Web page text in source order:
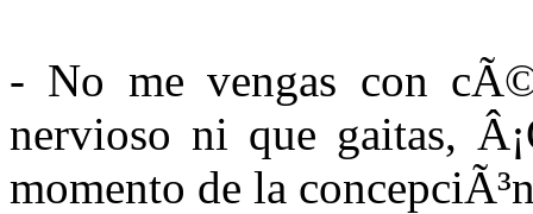
- No me vengas con
nervioso ni que gaitas,
momento de la